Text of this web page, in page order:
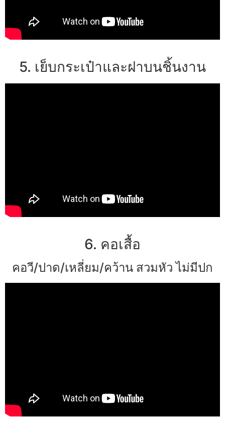
5. เย็บกระเป๋าและฝาบนชิ้นงาน
6. คอเสื้อ
คอวี/ปาด/เหลี่ยม/คว้าน สวมหัว ไม่มีปก